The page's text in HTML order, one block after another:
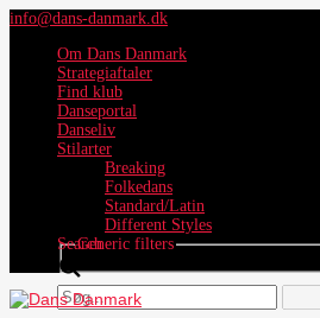
info@dans-danmark.dk
Om Dans Danmark
Strategiaftaler
Find klub
Danseportal
Danseliv
Stilarter
Breaking
Folkedans
Standard/Latin
Different Styles
Search
Generic filters